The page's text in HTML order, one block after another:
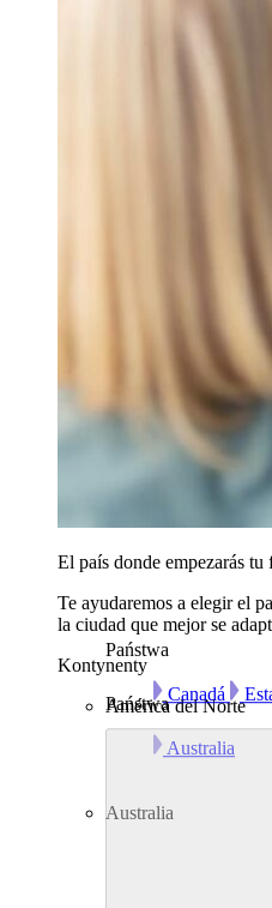
El país donde empezarás tu
Te ayudaremos a elegir el
la ciudad que mejor se
Kontynenty
América del Norte
Państwa
Canadá
Australia
Państwa
Australia